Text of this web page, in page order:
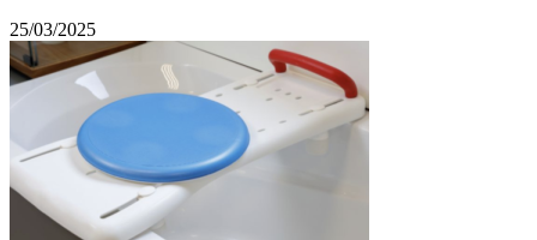
25/03/2025